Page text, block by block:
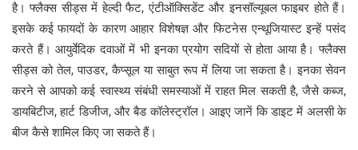
है। फ्लैक्स सीड्स में हेल्दी फैट, एंटीऑक्सिडेंट और इनसॉल्यूबल फाइबर होते हैं।
इसके कई फायदों के कारण आहार विशेषज्ञ और फिटनेस एन्थूजियास्ट इन्हें पसंद
करते हैं। आयुर्वेदिक दवाओं में भी इनका प्रयोग सदियों से होता आया है। फ्लैक्स
सीड्स को तेल, पाउडर, कैप्सूल या साबुत रूप में लिया जा सकता है। इनका सेवन
करने से आपको कई स्वास्थ्य संबंधी समस्याओं में राहत मिल सकती है, जैसे कब्ज,
डायबिटीज, हार्ट डिजीज, और बैड कॉलेस्ट्रॉल। आइए जानें कि डाइट में अलसी के
बीज कैसे शामिल किए जा सकते हैं।